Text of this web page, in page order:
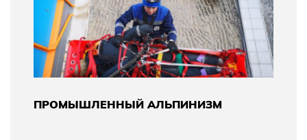
ПРОМЫШЛЕННЫЙ АЛЬПИНИЗМ